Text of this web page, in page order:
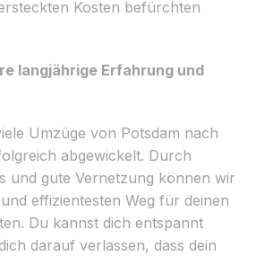
Kosten befürchten
langjährige Erfahrung und
Umzüge von Potsdam nach
abgewickelt. Durch
und gute Vernetzung können wir
effizientesten Weg für deinen
Du kannst dich entspannt
darauf verlassen, dass dein